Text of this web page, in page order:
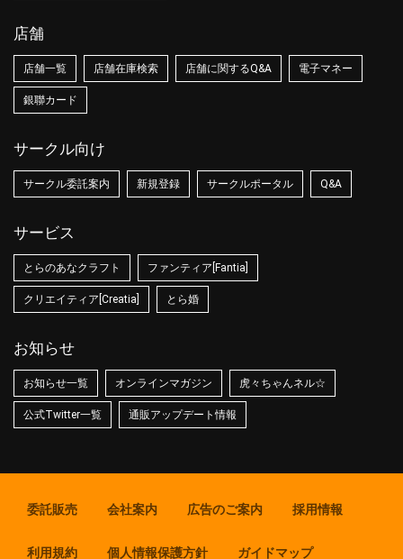
店舗
店舗一覧 店舗在庫検索 店舗に関するQ&A 電子マネー
銀聯カード
サークル向け
サークル委託案内 新規登録 サークルポータル Q&A
サービス
とらのあなクラフト ファンティア[Fantia]
クリエイティア[Creatia] とら婚
お知らせ
お知らせ一覧 オンラインマガジン 虎々ちゃんネル☆
公式Twitter一覧 通販アップデート情報
委託販売 会社案内 広告のご案内 採用情報
利用規約 個人情報保護方針 ガイドマップ